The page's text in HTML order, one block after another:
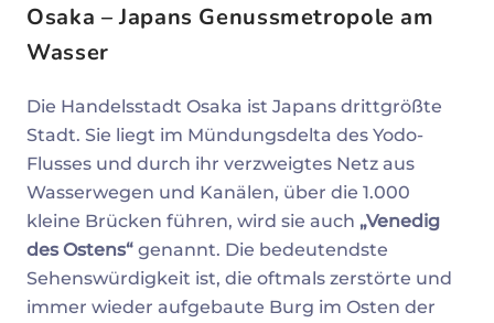
Osaka – Japans Genussmetropole am
Wasser
Die Handelsstadt Osaka ist Japans drittgrößte
Stadt. Sie liegt im Mündungsdelta des Yodo-
Flusses und durch ihr verzweigtes Netz aus
Wasserwegen und Kanälen, über die 1.000
kleine Brücken führen, wird sie auch „Venedig
des Ostens“ genannt. Die bedeutendste
Sehenswürdigkeit ist, die oftmals zerstörte und
immer wieder aufgebaute Burg im Osten der